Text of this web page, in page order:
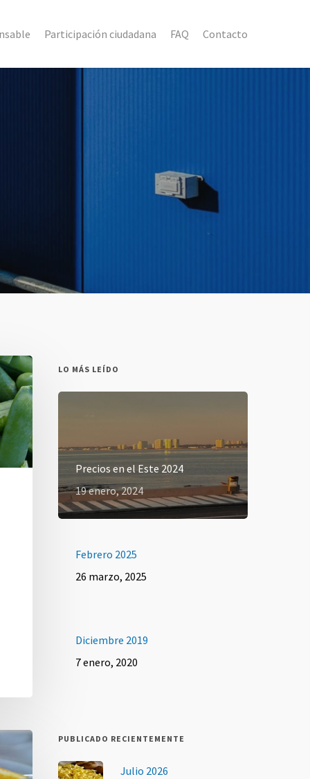
Participación ciudadana FAQ Contacto
LO MÁS LEÍDO
Precios en el Este 2024
19 enero, 2024
Febrero 2025
26 marzo, 2025
Diciembre 2019
7 enero, 2020
PUBLICADO RECIENTEMENTE
Julio 2026